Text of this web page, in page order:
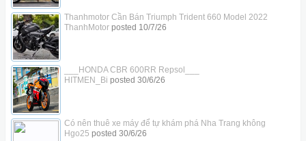
Thanhmotor Cần Bán Triumph Trident 660 Model 2022
ThanhMotorposted 10/7/26
___HONDA CBR 600RR Repsol___
HITMEN_Bi posted 30/6/26
Có nên thuê xe máy để tự khám phá Nha Trang không
Hgo25 posted 30/6/26